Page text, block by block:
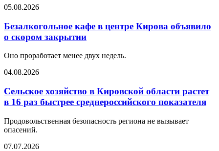
05.08.2026
Безалкогольное кафе в центре Кирова объявило
о скором закрытии
Оно проработает менее двух недель.
04.08.2026
Сельское хозяйство в Кировской области растет
в 16 раз быстрее среднероссийского показателя
Продовольственная безопасность региона не вызывает
опасений.
07.07.2026